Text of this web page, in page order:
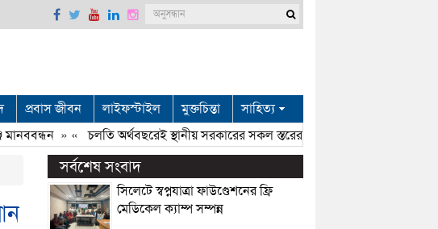
প্রবাস জীবন লাইফস্টাইল মুক্তচিন্তা সাহিত্য
» « চলতি অর্থবছরেই স্থানীয় সরকারের সকল স্তরের নির্বাচন: সিলেটে প্রতিমন্ত্রী
সর্বশেষ সংবাদ
সিলেটে স্বপ্নযাত্রা ফাউণ্ডেশনের ফ্রি
মেডিকেল ক্যাম্প সম্পন্ন